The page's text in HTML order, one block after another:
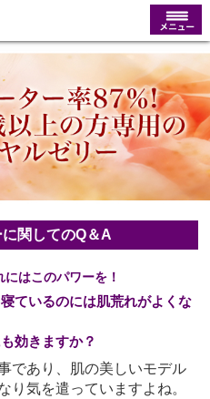
関してのQ＆A
はこのパワーを！
ているのには肌荒れがよくな
効きますか？
であり、肌の美しいモデル
り気を遣っていますよね。